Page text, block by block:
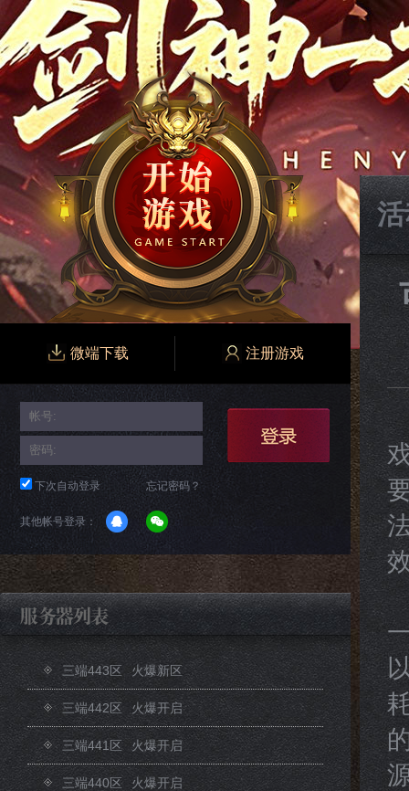
微端下载 注册游戏
下次自动登录 忘记密码？
其他帐号登录：
三端443区 火爆新区
三端442区 火爆开启
三端441区 火爆开启
三端440区 火爆开启